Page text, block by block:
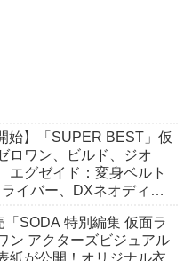
始】「SUPER BEST」仮
ロワン、ビルド、ジオ
エグゼイド：変身ベルト
イバー、DXネオディケ
「SODA 特別編集 仮面ラ
ン アクターズビジュアル